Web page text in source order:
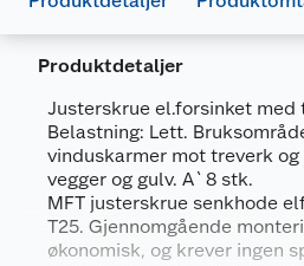
Produktdetaljer
Justerskrue el.forsinket med
Belastning: Lett.
vinduskarmer mot treverk
vegger og gulv. A`8 stk.
MFT justerskrue senkhode
T25. Gjennomgående
økonomisk, og krever ingen
Generelt
Artikkelnummer
Leverandørens
Størrelse